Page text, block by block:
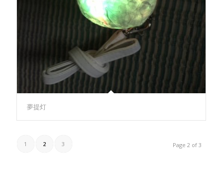
夢提灯
Page 2 of 3
1 2 3